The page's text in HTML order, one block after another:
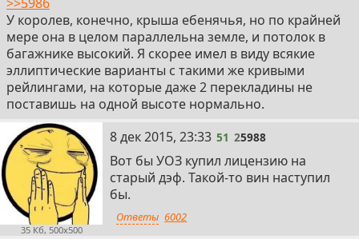
У королев, конечно, крыша ебенячья, но по крайней
мере она в целом параллельна земле, и потолок в
багажнике высокий. Я скорее имел в виду всякие
эллиптические варианты с такими же кривыми
рейлингами, на которые даже 2 перекладины не
поставишь на одной высоте нормально.
35 Кб, 500x500
51
8 дек 2015, 23:33 51 25988
Вот бы УОЗ купил лицензию на
старый дэф. Такой-то вин наступил
бы.
Ответы 6002